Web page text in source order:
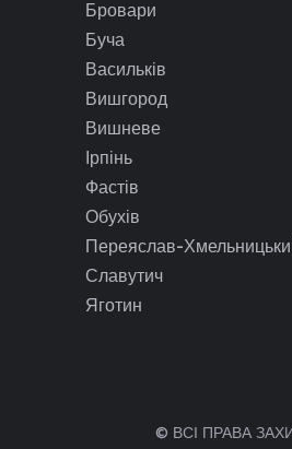
Бровари
Буча
Васильків
Вишгород
Вишневе
Ірпінь
Фастів
Обухів
Переяслав-
Славутич
Яготин
© ВСІ ПРАВА